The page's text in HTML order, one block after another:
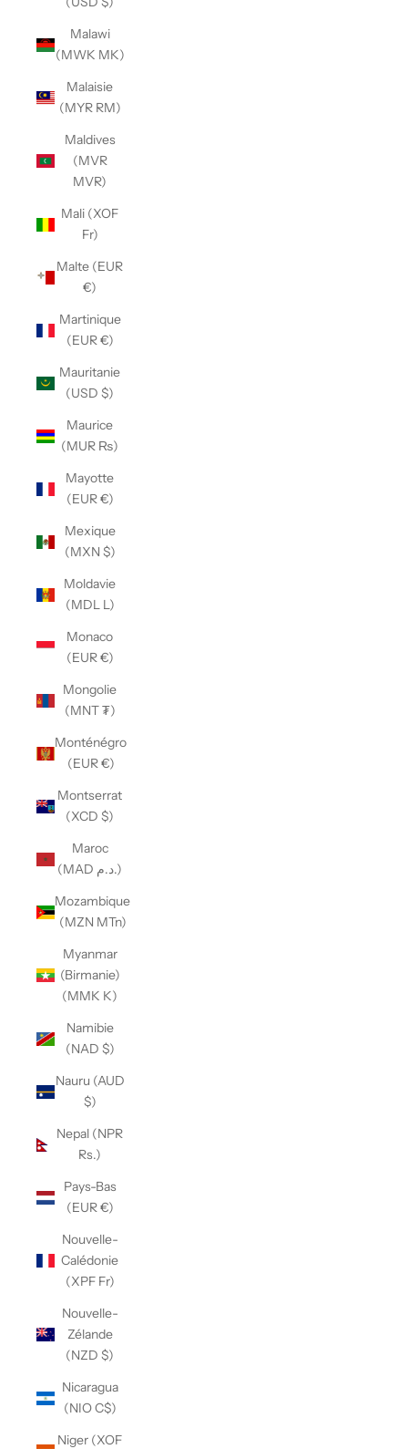
Malawi
(MWK MK)
Malaisie
(MYR RM)
Maldives
(MVR
MVR)
Mali (XOF
Fr)
Malte (EUR
€)
Martinique
(EUR €)
Mauritanie
(USD $)
Maurice
(MUR ₨)
Mayotte
(EUR €)
Mexique
(MXN $)
Moldavie
(MDL L)
Monaco
(EUR €)
Mongolie
(MNT ₮)
Monténégro
(EUR €)
Montserrat
(XCD $)
Maroc
(MAD د.م.)
Mozambique
(MZN MTn)
Myanmar
(Birmanie)
(MMK K)
Namibie
(NAD $)
Nauru (AUD
$)
Nepal (NPR
Rs.)
Pays-Bas
(EUR €)
Nouvelle-
Calédonie
(XPF Fr)
Nouvelle-
Zélande
(NZD $)
Nicaragua
(NIO C$)
Niger (XOF